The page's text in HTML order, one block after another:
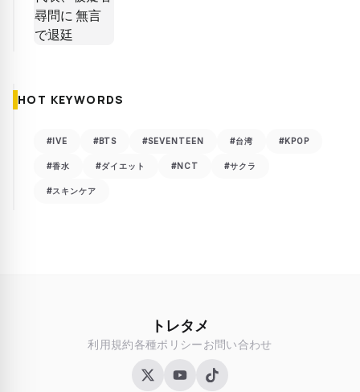
HOT KEYWORDS
#IVE #BTS #SEVENTEEN #台湾 #KPOP
#香水 #ダイエット #NCT #サクラ
#スキンケア
トレタメ
利用規約各種ポリシーお問い合わせ